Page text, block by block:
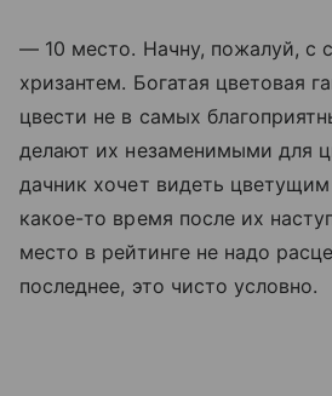
— 10 место. Начну, пожалуй, с
хризантем. Богатая цветовая
цвести не в самых
делают их незаменимыми для
дачник хочет видеть
какое-то время после их
место в рейтинге не надо
последнее, это чисто условно.